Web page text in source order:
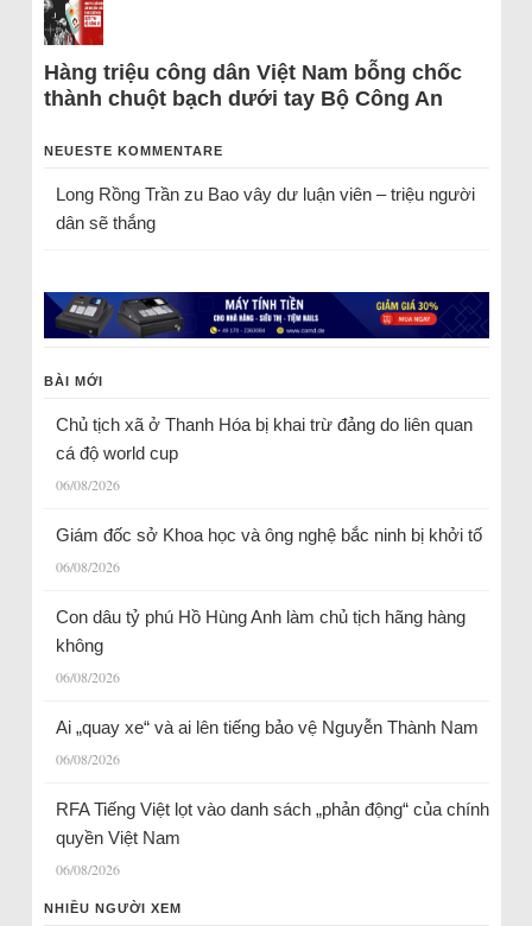
Hàng triệu công dân Việt Nam bỗng chốc
thành chuột bạch dưới tay Bộ Công An
NEUESTE KOMMENTARE
Long Rồng Trầnzu Bao vây dư luận viên – triệu người
dân sẽ thắng
BÀI MỚI
Chủ tịch xã ở Thanh Hóa bị khai trừ đảng do liên quan
cá độ world cup
06/08/2026
Giám đốc sở Khoa học và ông nghệ bắc ninh bị khởi tố
06/08/2026
Con dâu tỷ phú Hồ Hùng Anh làm chủ tịch hãng hàng
không
06/08/2026
Ai „quay xe“ và ai lên tiếng bảo vệ Nguyễn Thành Nam
06/08/2026
RFA Tiếng Việt lọt vào danh sách „phản động“ của chính
quyền Việt Nam
06/08/2026
NHIỀU NGƯỜI XEM